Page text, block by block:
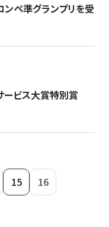
ペ準グランプリを受
ビス大賞特別賞
15 16